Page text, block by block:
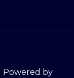
Powered by